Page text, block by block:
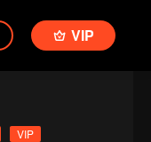
VIP
VIP